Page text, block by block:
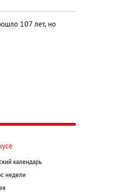
107 лет, но
календарь
недели